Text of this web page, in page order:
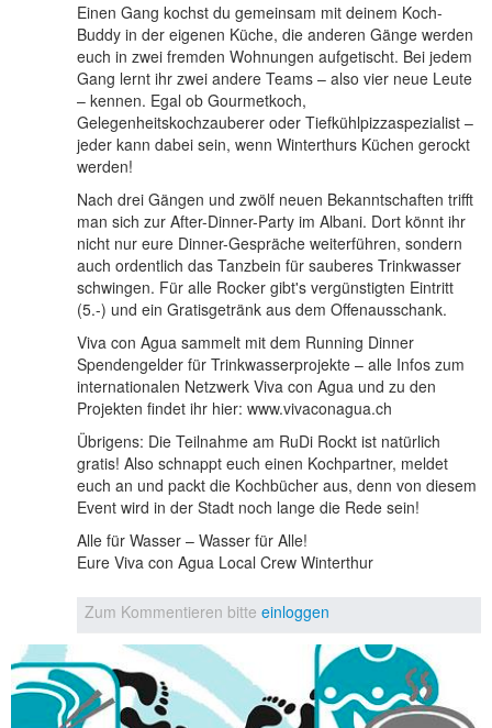
Einen Gang kochst du gemeinsam mit deinem Koch-
Buddy in der eigenen Küche, die anderen Gänge werden
euch in zwei fremden Wohnungen aufgetischt. Bei jedem
Gang lernt ihr zwei andere Teams – also vier neue Leute
– kennen. Egal ob Gourmetkoch,
Gelegenheitskochzauberer oder Tiefkühlpizzaspezialist –
jeder kann dabei sein, wenn Winterthurs Küchen gerockt
werden!
Nach drei Gängen und zwölf neuen Bekanntschaften trifft
man sich zur After-Dinner-Party im Albani. Dort könnt ihr
nicht nur eure Dinner-Gespräche weiterführen, sondern
auch ordentlich das Tanzbein für sauberes Trinkwasser
schwingen. Für alle Rocker gibt's vergünstigten Eintritt
(5.-) und ein Gratisgetränk aus dem Offenausschank.
Viva con Agua sammelt mit dem Running Dinner
Spendengelder für Trinkwasserprojekte – alle Infos zum
internationalen Netzwerk Viva con Agua und zu den
Projekten findet ihr hier: www.vivaconagua.ch
Übrigens: Die Teilnahme am RuDi Rockt ist natürlich
gratis! Also schnappt euch einen Kochpartner, meldet
euch an und packt die Kochbücher aus, denn von diesem
Event wird in der Stadt noch lange die Rede sein!
Alle für Wasser – Wasser für Alle!
Eure Viva con Agua Local Crew Winterthur
Zum Kommentieren bitte einloggen